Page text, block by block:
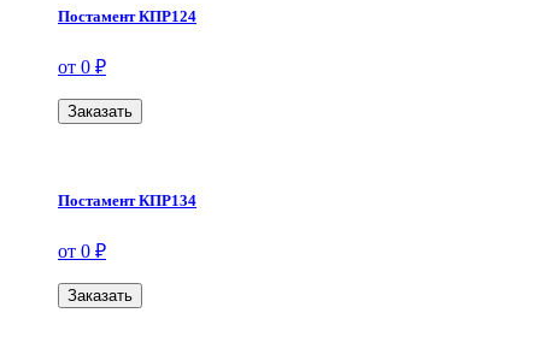
Постамент КПР124
от 0 ₽
Заказать
Постамент КПР134
от 0 ₽
Заказать